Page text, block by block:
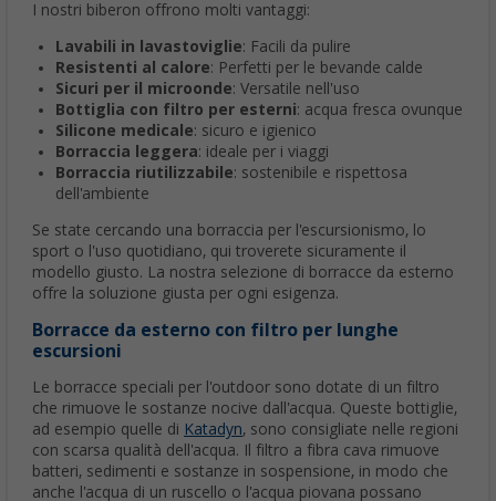
I nostri biberon offrono molti vantaggi:
Lavabili in lavastoviglie: Facili da pulire
Resistenti al calore: Perfetti per le bevande calde
Sicuri per il microonde: Versatile nell'uso
Bottiglia con filtro per esterni: acqua fresca ovunque
Silicone medicale: sicuro e igienico
Borraccia leggera: ideale per i viaggi
Borraccia riutilizzabile: sostenibile e rispettosa
dell'ambiente
Se state cercando una borraccia per l'escursionismo, lo
sport o l'uso quotidiano, qui troverete sicuramente il
modello giusto. La nostra selezione di borracce da esterno
offre la soluzione giusta per ogni esigenza.
Borracce da esterno con filtro per lunghe
escursioni
Le borracce speciali per l'outdoor sono dotate di un filtro
che rimuove le sostanze nocive dall'acqua. Queste bottiglie,
ad esempio quelle di Katadyn, sono consigliate nelle regioni
con scarsa qualità dell'acqua. Il filtro a fibra cava rimuove
batteri, sedimenti e sostanze in sospensione, in modo che
anche l'acqua di un ruscello o l'acqua piovana possano